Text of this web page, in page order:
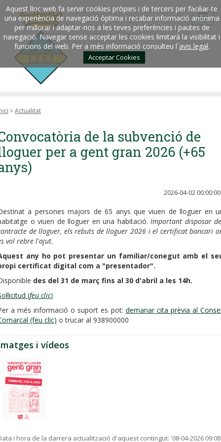
Aquest lloc web fa servir cookies pròpies i de tercers per faciliar-te
una experiència de navegació òptima i recabar informació anònima
per millorar i adaptar-nos a les teves preferències i pautes de
navegació. Navegar sense acceptar les cookies limitarà la visibilitat i
funcions del web. Per a més informació consulteu l´avis legal.
Acceptar Cookies
>Actualitat
de la subvenció de
per a gent gran 2026 (+65
2026-04-02 00:00:00
a persones majors de 65 anys que viuen de lloguer en
o viuen de lloguer en una habitació. Important disposar
de lloguer, els rebuts de lloguer 2026 i el certificat bancari
vol rebre l'ajut.
any ho pot presentar un familiar/conegut amb el
certificat digital com a "presentador".
des del 31 de març fins al 30 d'abril a les 14h.
(feu clic)
a més informació o suport es pot: demanar cita prèvia al
(feu clic) o trucar al 938900000
i vídeos
i hora de la darrera actualització d'aquest contingut: '08-04-2026 09:08